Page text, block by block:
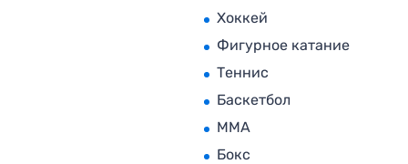
Хоккей
Фигурное катание
Теннис
Баскетбол
MMA
Бокс